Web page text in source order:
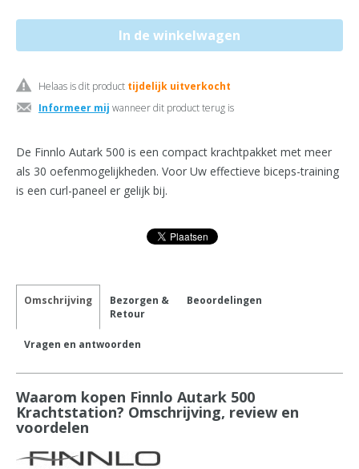
Helaas is dit product tijdelijk uitverkocht
Informeer mij wanneer dit product terug is
De Finnlo Autark 500 is een compact krachtpakket met meer
als 30 oefenmogelijkheden. Voor Uw effectieve biceps-training
is een curl-paneel er gelijk bij.
Omschrijving
Bezorgen &
Retour
Beoordelingen
Vragen en antwoorden
Waarom kopen Finnlo Autark 500
Krachtstation? Omschrijving, review en
voordelen